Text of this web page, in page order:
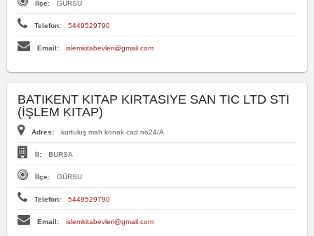
İlçe: GÜRSU
Telefon: 5449529790
Email: islemkitabevleri@gmail.com
BATIKENT KITAP KIRTASIYE SAN TIC LTD STI
(İŞLEM KITAP)
Adres: kurtuluş mah konak cad.no24/A
İl: BURSA
İlçe: GÜRSU
Telefon: 5449529790
Email: islemkitabevleri@gmail.com